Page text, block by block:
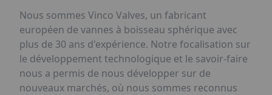
Nous sommes Vinco Valves, un fabricant
européen de vannes à boisseau sphérique avec
plus de 30 ans d'expérience. Notre focalisation sur
le développement technologique et le savoir-faire
nous a permis de nous développer sur de
nouveaux marchés, où nous sommes reconnus